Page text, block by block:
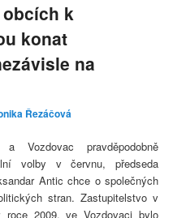
k
konat
na
Řezáčová
Vozdovac pravděpodobně
volby v červnu, předseda
Antic chce o společných
stran. Zastupitelstvo v
2009, ve Vozdovaci bylo